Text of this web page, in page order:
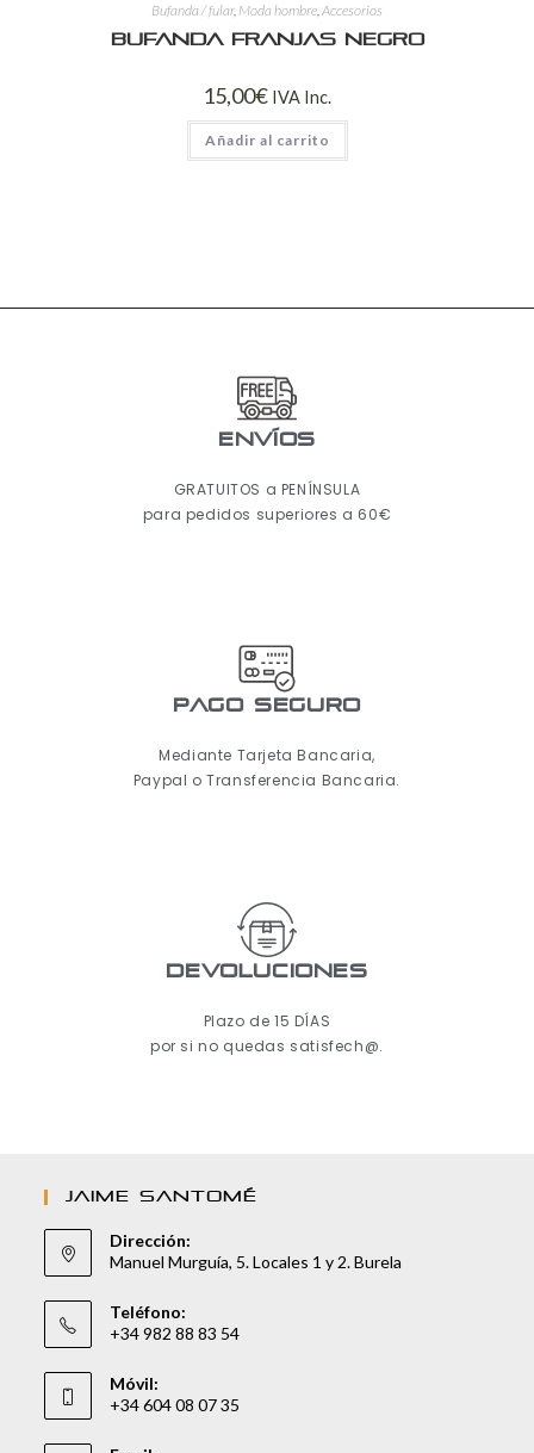
Bufanda / fular, Moda hombre,Accesorios
Bufanda franjas negro
15,00€ IVA Inc.
Añadir al carrito
ENVÍOS
GRATUITOS a PENÍNSULA
para pedidos superiores a 60€
pago seguro
Mediante Tarjeta Bancaria,
Paypal o Transferencia Bancaria.
Devoluciones
Plazo de 15 DÍAS
por si no quedas satisfech@.
JAIME SANTOMÉ
Dirección:
Manuel Murguía, 5. Locales 1 y 2. Burela
Teléfono:
+34 982 88 83 54
Móvil:
+34 604 08 07 35